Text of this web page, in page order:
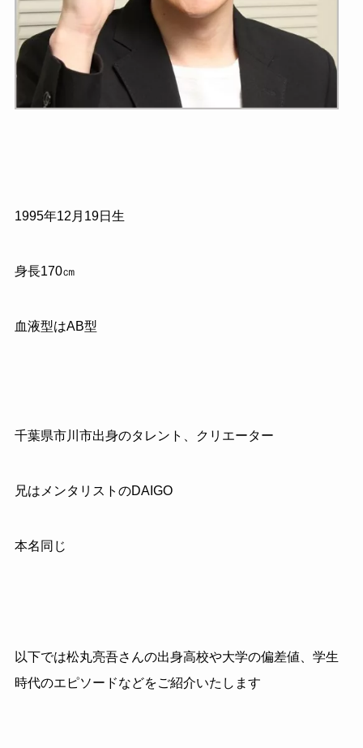
1995年12 月 19日生
身長170㎝
血液型はAB型
千葉県市川市出身のタレント、クリエーター
兄はメンタリストのDAIGO
本名同じ
以下では松丸亮吾さんの出身高校や大学の偏差値、学生
時代のエピソードなどをご紹介いたします